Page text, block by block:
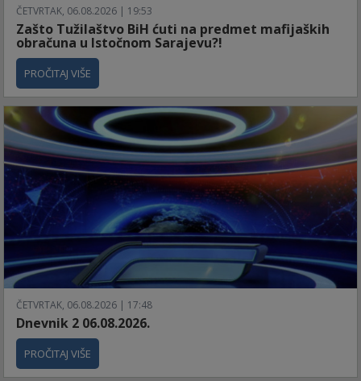
ČETVRTAK, 06.08.2026 | 19:53
Zašto Tužilaštvo BiH ćuti na predmet mafijaških
obračuna u Istočnom Sarajevu?!
PROČITAJ VIŠE
ČETVRTAK, 06.08.2026 | 17:48
Dnevnik 2 06.08.2026.
PROČITAJ VIŠE